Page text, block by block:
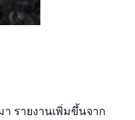
รายงานเพิ่มขึ้นจาก